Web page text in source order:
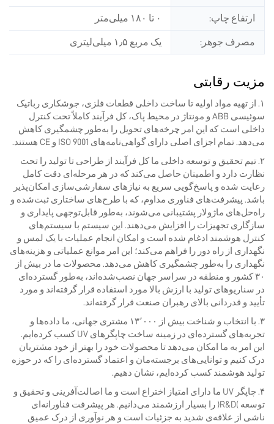
ارتفاع چاپ: ۰ تا ۱۸۰ میلی‌متر
مصرف جوهر: یک مربع ۱٫۵ میلی‌لیتری
مزیت رقابتی
۱. از تهیه مواد اولیه تا ساخت داخلی قطعات فلزی، جوشکاری رباتیک
سوئیسی ABB و مونتاژ در محیط پاک، کل فرآیند کاملاً تحت کنترل
داخلی است که این امر چرخه‌های تحویل را به‌طور چشمگیری کاهش
می‌دهد. تمام اجزای اصلی دارای گواهی‌نامه‌های ISO 9001 و CE هستند.
۲. تیم تحقیق و توسعه داخلی ما کل فرآیند از طراحی تا تولید را تحت
نظارت دارد و اطمینان حاصل می‌کند که در هر مرحله‌ای دقت کامل
رعایت شده و پاسخ‌گویی سریع به نیازهای سفارشی‌سازی امکان‌پذیر
باشد. پیشرفت‌های فناوری مداوم، که با طرح‌های ساختاری ثبت‌شده و
راه‌حل‌های ماژولار پشتیبانی می‌شوند، به‌طور قابل‌توجهی پایداری و
سازگاری تجهیزات را افزایش می‌دهند. این سیستم با سیستم‌های
کنترل هوشمند ادغام شده است و امکان انجام عملیات با یک لمس و
نگهداری از راه دور را فراهم می‌کند؛ این امر موانع عملیاتی و هزینه‌های
نگهداری را به‌طور چشمگیری کاهش می‌دهد. محصولات ما در بیش از
۳۰ کشور و منطقه در سراسر جهان نصب‌شده‌اند، به‌طور گسترده‌ای
در سناریوهای تولید با ارزش بالا مورد استفاده قرار گرفته‌اند و مورد
تأیید و قدردانی بالای رهبران صنعت قرار گرفته‌اند.
۳. با انتخاب و شناخت بیش از ۱۳٬۰۰۰ مشتری جهانی، ما داده‌ها و
تجربه‌های گسترده‌ای در زمینه ساخت چاپگرهای UV کسب کرده‌ایم.
این امر به ما امکان می‌دهد تا محصولات خود را بهتر از خود مشتریان
درک کنیم و توانایی‌های برجسته‌مان و اعتماد گسترده‌ای را که در حوزه
تولید هوشمند کسب کرده‌ایم، نشان دهیم.
۴. چاپگر UV ما دارای امتیاز اختراع است و ما اصالت‌آفرینی و تحقیق و
توسعه (R&D) را بسیار ارزشمند می‌دانیم. هر پیشرفت فناورانه‌ای
ناشی از علاقه‌ی شدید به جزئیات است و هر نوآوری از درک عمیق